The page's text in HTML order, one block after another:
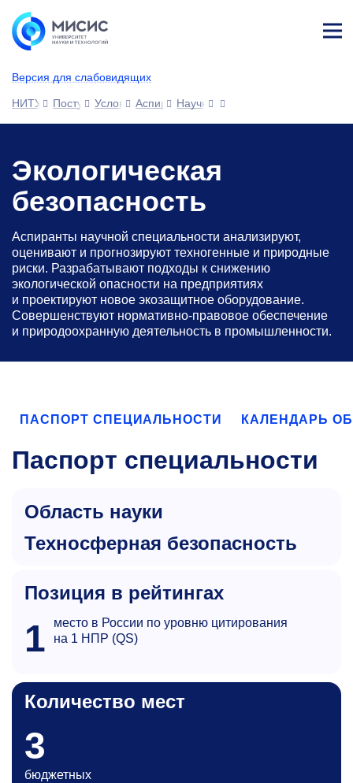
Версия для слабовидящих
т
НИТУ МИСИСПоступающимУсловия приема
АспирантураНаучные специальности
Экологическая
безопасность
Аспиранты научной специальности анализируют,
оценивают и прогнозируют техногенные и природные
риски. Разрабатывают подходы к снижению
экологической опасности на предприятиях
и проектируют новое экозащитное оборудование.
Совершенствуют нормативно-правовое обеспечение
и природоохранную деятельность в промышленности.
ПАСПОРТ СПЕЦИАЛЬНОСТИ КАЛЕНДАРЬ
Паспорт специальности
Область науки
техносферная безопасность
Позиция в рейтингах
1
место в России по уровню цитирования
на 1 НПР (QS)
Количество мест
3
бюджетных